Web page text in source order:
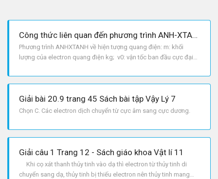
Công thức liên quan đến phương trình ANH-XTANH về hiện tượng quang điện
Phương trình ANHXTANH về hiện tượng quang điện: m: khối
lượng của electron quang điện kg; v0: vận tốc ban đầu cực đại
varepsilon=hf=W+dfrac{1}{2}mv0^2
Giải bài 20.9 trang 45 Sách bài tập Vậy Lý 7
Chọn C. Các electron dịch chuyển từ cực âm sang cực dương.
Giải câu 1 Trang 12 - Sách giáo khoa Vật lí 11
Khi cọ xát thanh thủy tinh vào dạ thì electron từ thủy tinh di
chuyển sang dạ, thủy tinh bị thiếu electron nên thủy tinh mang